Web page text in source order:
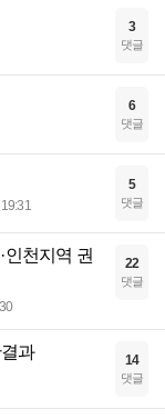
3
댓글
6
댓글
19:31
5
댓글
인천지역 권
22
댓글
과 14
댓글